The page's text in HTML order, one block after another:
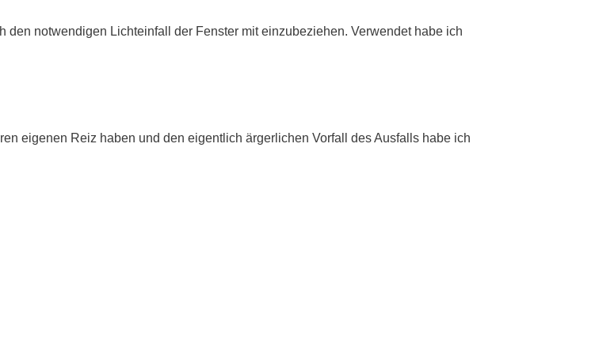
notwendigen Lichteinfall der Fenster mit einzubeziehen. Verwendet habe ich
eigenen Reiz haben und den eigentlich ärgerlichen Vorfall des Ausfalls habe ich